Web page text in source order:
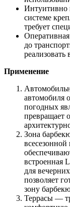
Интуитивно
системе
требует
до
Применение
автомобиля
погодных
превращает
Зона
встроенная
для
позволяет
зону
Террасы —